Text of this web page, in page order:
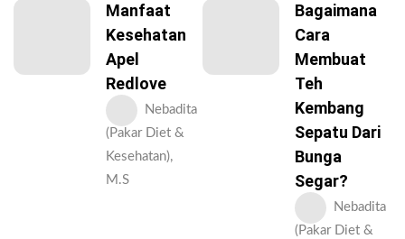
Manfaat
Kesehatan
Apel
Redlove
Nebadita
(Pakar Diet &
Kesehatan),
M.S
Bagaimana
Cara
Membuat
Teh
Kembang
Sepatu Dari
Bunga
Segar?
Nebadita
(Pakar Diet &